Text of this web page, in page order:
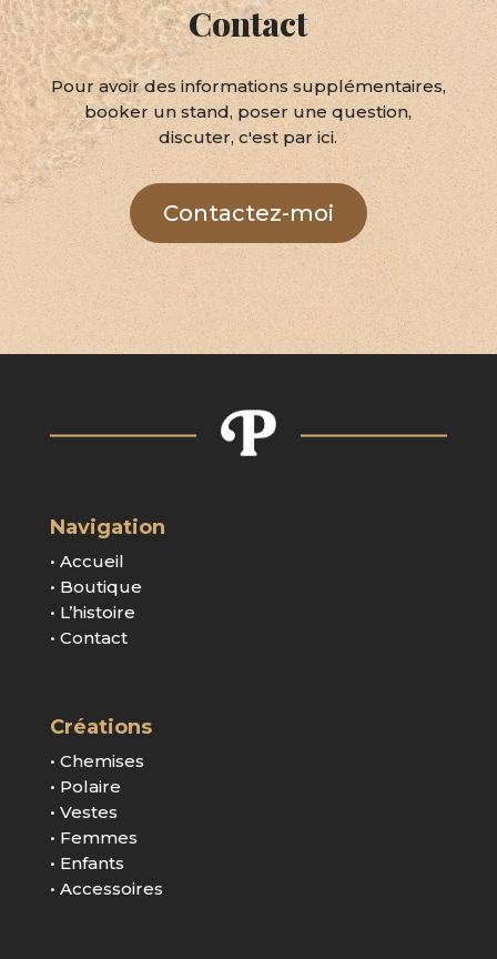
Contact
Pour avoir des informations supplémentaires,
booker un stand, poser une question,
discuter, c'est par ici.
Contactez-moi
Navigation
• Accueil
• Boutique
• L’histoire
• Contact
Créations
• Chemises
• Polaire
• Vestes
• Femmes
• Enfants
• Accessoires